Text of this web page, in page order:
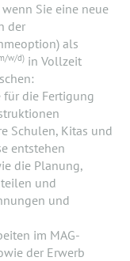
wenn Sie eine neue
der
als
w/d) in Vollzeit
für die Fertigung
Schulen, Kitas und
entstehen
die Planung,
und
und
im MAG-
der Erwerb